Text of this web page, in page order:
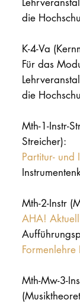
die
K-4-Va
Für das
die
Mth-1-Instr-
Streicher):
Partitur- und
Mth-2-Instr
AHA!
Formenlehre I
Mth-Mw-3-